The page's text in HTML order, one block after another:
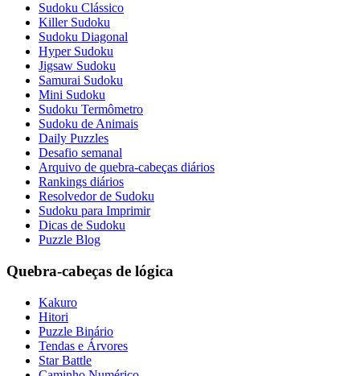
Sudoku Clássico
Killer Sudoku
Sudoku Diagonal
Hyper Sudoku
Jigsaw Sudoku
Samurai Sudoku
Mini Sudoku
Sudoku Termômetro
Sudoku de Animais
Daily Puzzles
Desafio semanal
Arquivo de quebra-cabeças diários
Rankings diários
Resolvedor de Sudoku
Sudoku para Imprimir
Dicas de Sudoku
Puzzle Blog
Quebra-cabeças de lógica
Kakuro
Hitori
Puzzle Binário
Tendas e Árvores
Star Battle